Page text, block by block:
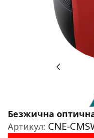
Безжична
Артикул: CNE-